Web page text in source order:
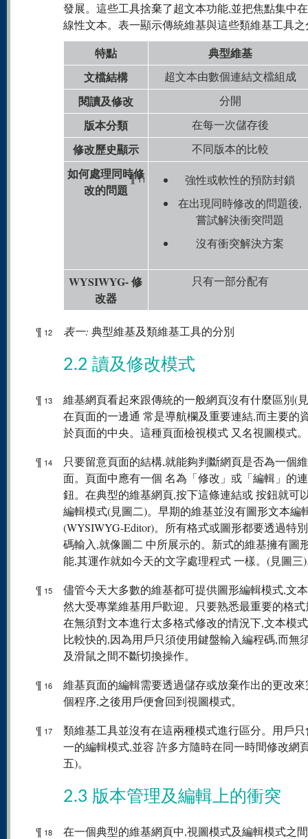
發展。這些工具捨棄了超文本功能,並把焦點集中
線性文本。表一顯示傳統維基與這些類維基工具之
特點
典型維基
文檔結構
超文本由數個連結文檔組成
閱讀及修改 分開
版本分類 在每一次儲存後
修改歷史顯示 不同版本的比較
如何處理同時修
改的問題
¶11
強性或軟性的預防封鎖
在出現同時修改的問題後,
嘗試解決衝突問題
沒有衝突解決方案
WYSIWYG- 修
改器
只有一部分配有
¶ 12 表一: 典型維基及類維基工具的分別
2.2 讀及修改模式
¶ 13
維基網頁看起來跟傳統的一般網頁沒有什麼區別(
在頁面的一邊通 常是導航欄及重要連結,而主要的
於頁面的中央。這種頁面檢視模式 又名視圖模式。
¶ 14
只要留意頁面的結構,就能夠判斷網頁是否為一個
面。頁面中應有一個 名為「修改」或「編輯」的
鈕。在典型的維基網頁,按下這條連結或 按鈕就可
編輯模式(見圖二)。早期的維基並沒有圖形文本編
(WYSIWYG-Editor)。所有格式或圖形都要透過特
碼輸入,就像圖二 中所展示的。新式的維基擁有圖
能,其運作就如今天的文字處理程式 一樣。(見圖三
¶ 15
儘管今天大多數的維基都可提供圖形編輯模式,文
然大受專業維基用戶歡迎。只要熟悉最重要的格式
在無須對文本進行太多格式修改的情況下,文本模
比較快的,因為用戶只須使用鍵盤輸入編程碼,而無
及滑鼠之間不斷切換操作。
¶ 16
維基頁面的編輯需要透過儲存或放棄作出的更改
個程序,之後用戶便會回到視圖模式。
¶ 17
類維基工具並沒有在這兩種模式進行區分。用戶
一的編輯模式,並容 許多方隨時在同一時間修改網
五)。
2.3 版本管理及編輯上的衝突
¶ 18 在一個典型的維基網頁中,視圖模式及編輯模式之